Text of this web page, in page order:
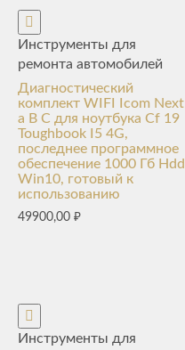
Инструменты для
ремонта автомобилей
Диагностический
комплект WIFI Icom Next
a B C для ноутбука Cf 19
Toughbook I5 4G,
последнее программное
обеспечение 1000 Гб Hdd
Win10, готовый к
использованию
49900,00 ₽
Инструменты для